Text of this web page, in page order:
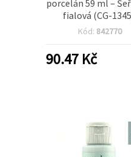
porcelán 59 ml –
fialová (CG-
sametově matný
keramiku
Kód: 842770
90.47 Kč